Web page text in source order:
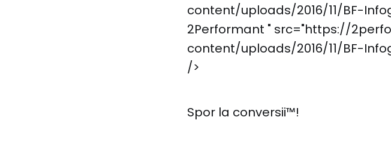
content/uploads/2016/11/BF-
2Performant " src="https://
content/uploads/2016/11/BF-
/>
Spor la conversii™!